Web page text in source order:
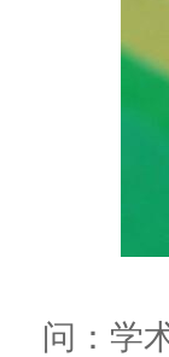
问：学